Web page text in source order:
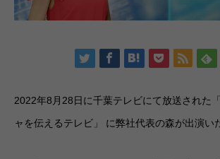
2022年8月28日に千葉テレビにて放送された
ャを伝えるテレビ」 に弊社代表の森が出演い